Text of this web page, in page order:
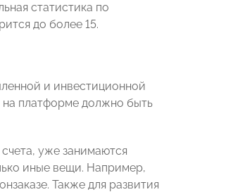
статистика по
до более 15.
и инвестиционной
на платформе должно быть
уже занимаются
иные вещи. Например,
Также для развития